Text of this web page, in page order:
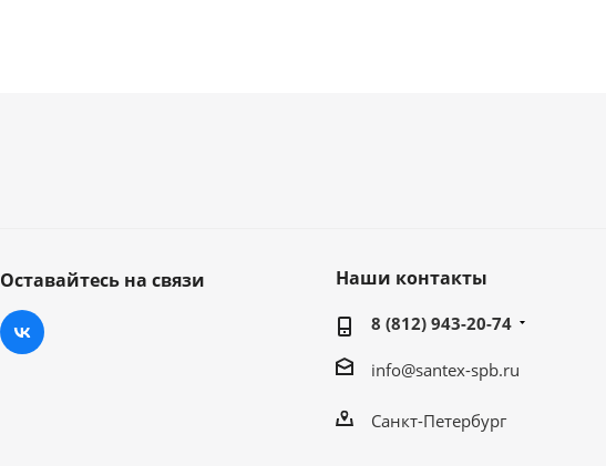
Оставайтесь на связи Наши контакты
8 (812) 943-20-74
info@santex-spb.ru
Санкт-Петербург